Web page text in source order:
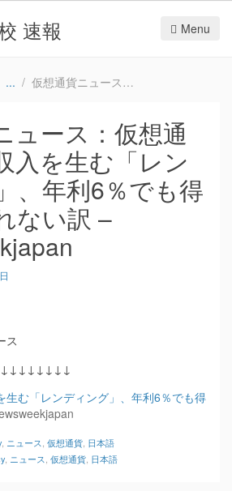
速報 Menu
仮想通貨ニュース：仮想通貨が利子収入を生む「レンディング」、年利6％でも得と言い切れない訳 – Newsweekjapan
ュース：仮想通
入を生む「レン
、年利6％でも得
ない訳 –
ス
生む「レンディング」、年利6％でも得
ニュース 仮想通貨 日本語
ニュース 仮想通貨 日本語